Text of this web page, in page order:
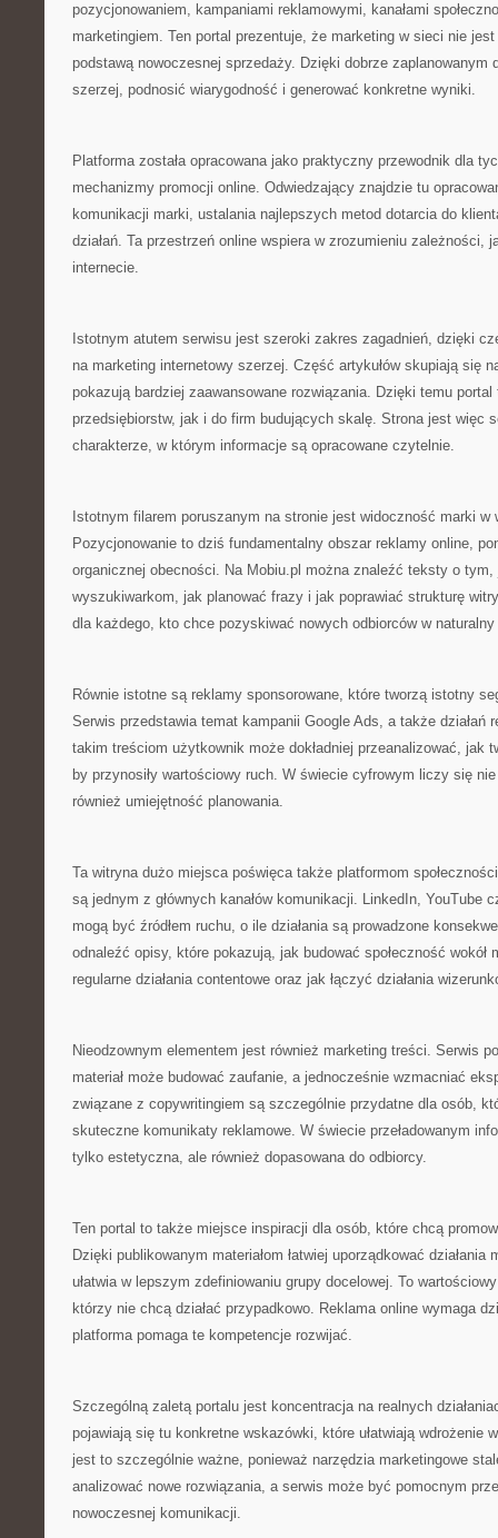
pozycjonowaniem, kampaniami reklamowymi, kanałami
marketingiem. Ten portal prezentuje, że marketing w sieci nie
podstawą nowoczesnej sprzedaży. Dzięki dobrze zaplanowanym
szerzej, podnosić wiarygodność i generować konkretne wyniki.
Platforma została opracowana jako praktyczny przewodnik dla
mechanizmy promocji online. Odwiedzający znajdzie tu
komunikacji marki, ustalania najlepszych metod dotarcia do
działań. Ta przestrzeń online wspiera w zrozumieniu zależności,
internecie.
Istotnym atutem serwisu jest szeroki zakres zagadnień, dzięki
na marketing internetowy szerzej. Część artykułów skupiają się
pokazują bardziej zaawansowane rozwiązania. Dzięki temu
przedsiębiorstw, jak i do firm budujących skalę. Strona jest więc
charakterze, w którym informacje są opracowane czytelnie.
Istotnym filarem poruszanym na stronie jest widoczność marki w
Pozycjonowanie to dziś fundamentalny obszar reklamy online,
organicznej obecności. Na Mobiu.pl można znaleźć teksty o
wyszukiwarkom, jak planować frazy i jak poprawiać strukturę
dla każdego, kto chce pozyskiwać nowych odbiorców w
Równie istotne są reklamy sponsorowane, które tworzą istotny
Serwis przedstawia temat kampanii Google Ads, a także działań
takim treściom użytkownik może dokładniej przeanalizować, jak
by przynosiły wartościowy ruch. W świecie cyfrowym liczy się
również umiejętność planowania.
Ta witryna dużo miejsca poświęca także platformom
są jednym z głównych kanałów komunikacji. LinkedIn, YouTube
mogą być źródłem ruchu, o ile działania są prowadzone
odnaleźć opisy, które pokazują, jak budować społeczność wokół
regularne działania contentowe oraz jak łączyć działania
Nieodzownym elementem jest również marketing treści. Serwis
materiał może budować zaufanie, a jednocześnie wzmacniać
związane z copywritingiem są szczególnie przydatne dla osób,
skuteczne komunikaty reklamowe. W świecie przeładowanym
tylko estetyczna, ale również dopasowana do odbiorcy.
Ten portal to także miejsce inspiracji dla osób, które chcą
Dzięki publikowanym materiałom łatwiej uporządkować działania
ułatwia w lepszym zdefiniowaniu grupy docelowej. To
którzy nie chcą działać przypadkowo. Reklama online wymaga
platforma pomaga te kompetencje rozwijać.
Szczególną zaletą portalu jest koncentracja na realnych
pojawiają się tu konkretne wskazówki, które ułatwiają wdrożenie
jest to szczególnie ważne, ponieważ narzędzia marketingowe
analizować nowe rozwiązania, a serwis może być pomocnym
nowoczesnej komunikacji.